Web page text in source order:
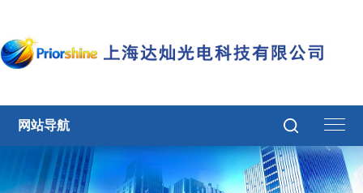
网站导航